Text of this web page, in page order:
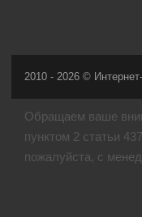
2010 - 2026 ©
Обращаем ваше
пунктом 2 статьи
пожалуйста, с